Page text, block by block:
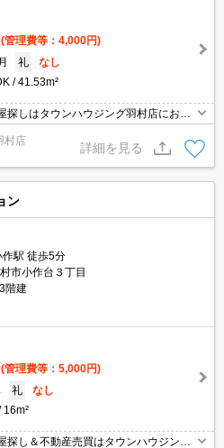
(管理費等：4,000円)
礼
なし
41.53m²
探しはタウンハウジング羽村店にお任
用意あります！
村店
詳細を見る
ン
作駅 徒歩5分
市小作台３丁目
3階建
(管理費等：5,000円)
礼
なし
16m²
探し＆不動産売買はタウンハウジング